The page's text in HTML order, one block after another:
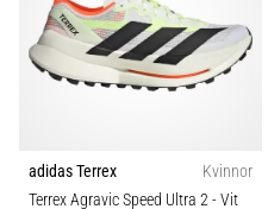
adidas Terrex
Kvinnor
Terrex Agravic Speed Ultra 2- Vit